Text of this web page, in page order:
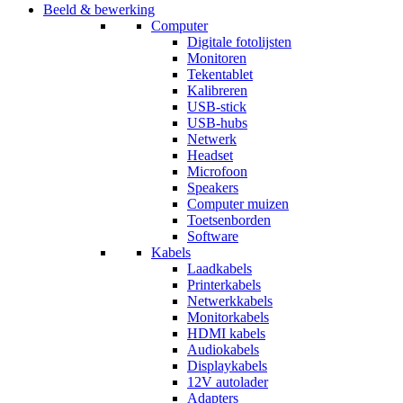
Beeld & bewerking
Computer
Digitale fotolijsten
Monitoren
Tekentablet
Kalibreren
USB-stick
USB-hubs
Netwerk
Headset
Microfoon
Speakers
Computer muizen
Toetsenborden
Software
Kabels
Laadkabels
Printerkabels
Netwerkkabels
Monitorkabels
HDMI kabels
Audiokabels
Displaykabels
12V autolader
Adapters